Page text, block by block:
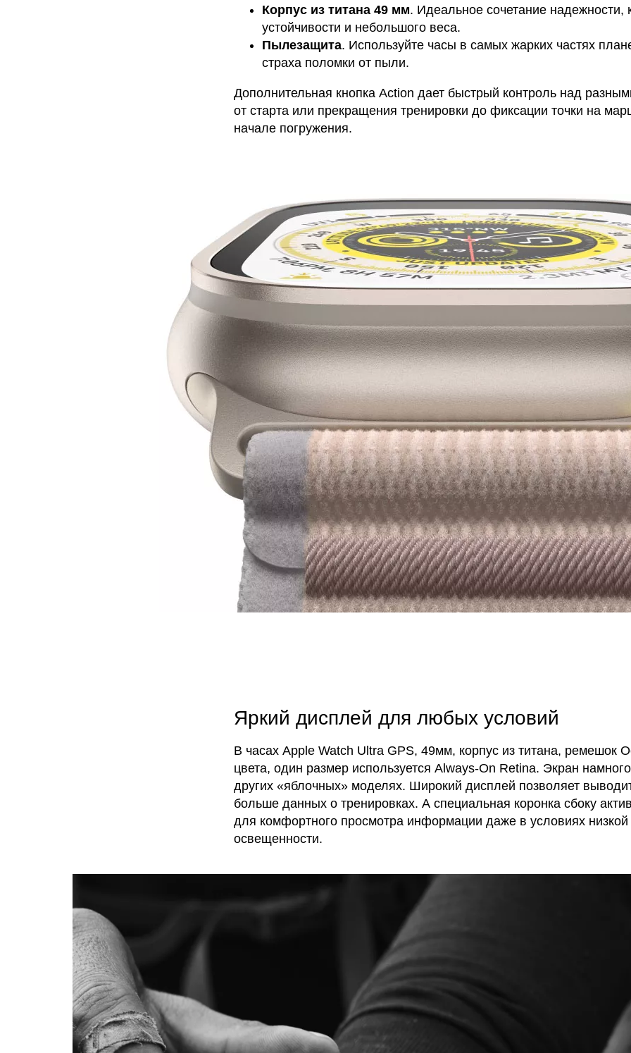
Корпус из титана 49 мм. Идеальное сочетание надежности,
устойчивости и небольшого веса.
Пылезащита. Используйте часы в самых жарких частях
страха поломки от пыли.
Дополнительная кнопка Action дает быстрый контроль над
от старта или прекращения тренировки до фиксации точки на
начале погружения.
Яркий дисплей для любых условий
В часах Apple Watch Ultra GPS, 49мм, корпус из титана, ремешок
цвета, один размер используется Always-On Retina. Экран
других «яблочных» моделях. Широкий дисплей позволяет
больше данных о тренировках. А специальная коронка сбоку
для комфортного просмотра информации даже в условиях низкой
освещенности.